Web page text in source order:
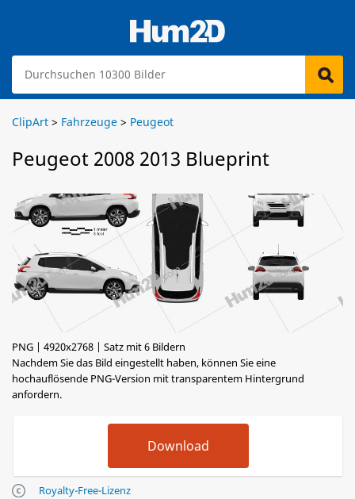
ClipArt > Fahrzeuge > Peugeot
Peugeot 2008 2013 Blueprint
PNG | 4920x2768 | Satz mit 6 Bildern
Nachdem Sie das Bild eingestellt haben, können Sie eine
hochauflösende PNG-Version mit transparentem Hintergrund
anfordern.
Royalty-Free-Lizenz